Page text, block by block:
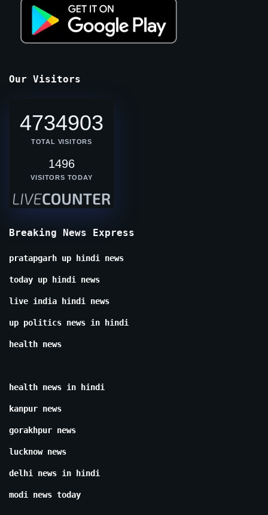
Our Visitors
4734903
TOTAL VISITORS
1496
VISITORS TODAY
Breaking News Express
pratapgarh up hindi news
today up hindi news
live india hindi news
up politics news in hindi
health news
health news in hindi
kanpur news
gorakhpur news
lucknow news
delhi news in hindi
modi news today